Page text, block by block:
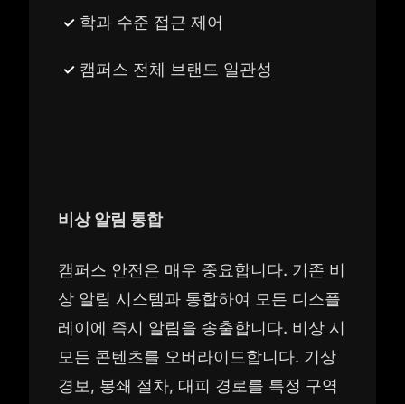
학과 수준 접근 제어
캠퍼스 전체 브랜드 일관성
비상 알림 통합
캠퍼스 안전은 매우 중요합니다. 기존 비
상 알림 시스템과 통합하여 모든 디스플
레이에 즉시 알림을 송출합니다. 비상 시
모든 콘텐츠를 오버라이드합니다. 기상
경보, 봉쇄 절차, 대피 경로를 특정 구역